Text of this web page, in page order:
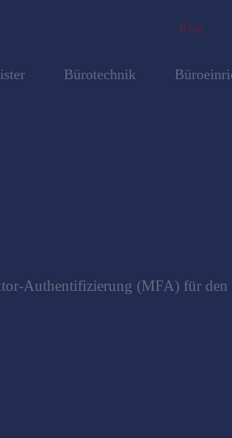
Blog
Bürotechnik